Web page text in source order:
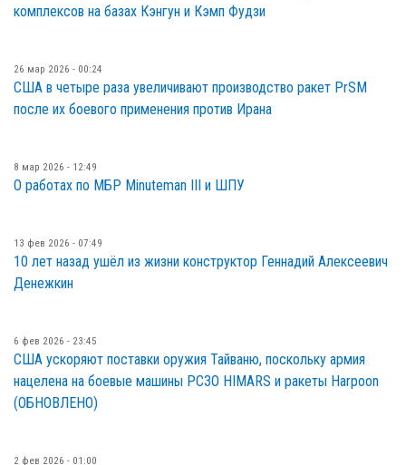
комплексов на базах Кэнгун и Кэмп Фудзи
26 мар 2026 - 00:24
США в четыре раза увеличивают производство ракет PrSM
после их боевого применения против Ирана
8 мар 2026 - 12:49
О работах по МБР Minuteman III и ШПУ
13 фев 2026 - 07:49
10 лет назад ушёл из жизни конструктор Геннадий Алексеевич
Денежкин
6 фев 2026 - 23:45
США ускоряют поставки оружия Тайваню, поскольку армия
нацелена на боевые машины РСЗО HIMARS и ракеты Harpoon
(ОБНОВЛЕНО)
2 фев 2026 - 01:00